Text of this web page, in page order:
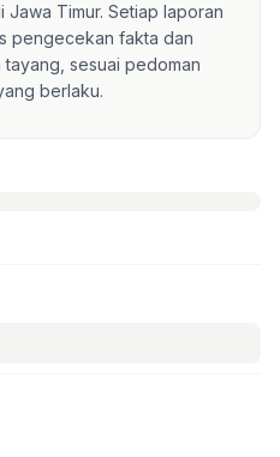
Jawa Timur. Setiap laporan
pengecekan fakta dan
sesuai pedoman
berlaku.